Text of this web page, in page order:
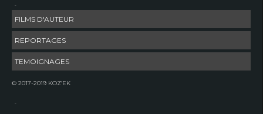
–
FILMS D'AUTEUR
REPORTAGES
TEMOIGNAGES
© 2017-2019 KOZ’EK
–